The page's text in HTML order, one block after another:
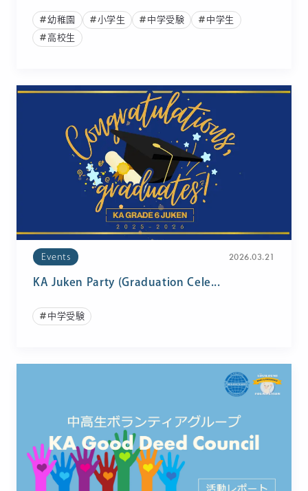
幼稚園 小学生 中学受験
中学生
高校生
Events 2026.03.21
KA Juken Party (Graduation Cele...
中学受験